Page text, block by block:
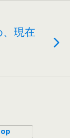
、現在